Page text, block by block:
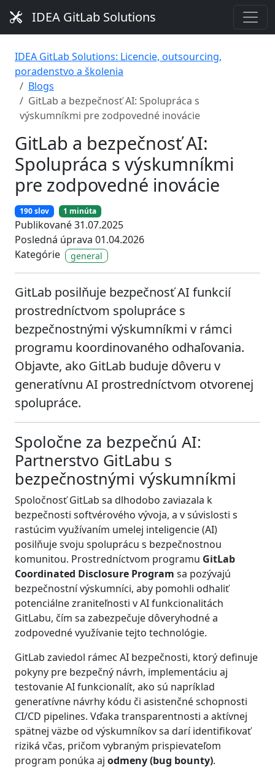
IDEA GitLab Solutions
IDEA GitLab Solutions: Licencie, outsourcing,
poradenstvo a školenia
Blogs
GitLab a bezpečnosť AI: Spolupráca s
výskumníkmi pre zodpovedné inovácie
GitLab a bezpečnosť AI:
Spolupráca s výskumníkmi
pre zodpovedné inovácie
190 slov 1 minúta
Publikované 31.07.2025
Posledná úprava 01.04.2026
Kategórie
general
GitLab posilňuje bezpečnosť AI funkcií
prostredníctvom spolupráce s
bezpečnostnými výskumníkmi v rámci
programu koordinovaného odhaľovania.
Objavte, ako GitLab buduje dôveru v
generatívnu AI prostredníctvom otvorenej
spolupráce.
Spoločne za bezpečnú AI:
Partnerstvo GitLabu s
bezpečnostnými výskumníkmi
Spoločnosť GitLab sa dlhodobo zaviazala k
bezpečnosti softvérového vývoja, a v súvislosti s
rastúcim využívaním umelej inteligencie (AI)
posilňuje svoju spoluprácu s bezpečnostnou
komunitou. Prostredníctvom programu GitLab
Coordinated Disclosure Program sa pozývajú
bezpečnostní výskumníci, aby pomohli odhaliť
potenciálne zraniteľnosti v AI funkcionalitách
GitLabu, čím sa zabezpečuje dôveryhodné a
zodpovedné využívanie tejto technológie.
GitLab zaviedol rámec AI bezpečnosti, ktorý definuje
pokyny pre bezpečný návrh, implementáciu aj
testovanie AI funkcionalít, ako sú napríklad
generatívne návrhy kódu či asistenčné schopnosti
CI/CD pipelines. Vďaka transparentnosti a aktívnej
spätnej väzbe od výskumníkov sa darí identifikovať
riziká včas, pričom vybraným prispievateľom
program ponúka aj odmeny (bug bounty).